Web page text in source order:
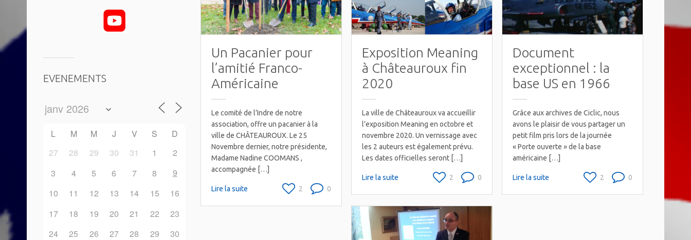
Un Pacanier pour
l’amitié Franco-
Américaine
Le comité de l’Indre de notre
association, offre un pacanier à la
ville de CHÂTEAUROUX. Le 25
Novembre dernier, notre présidente,
Madame Nadine COOMANS ,
accompagnée […]
Lire la suite 0
2
Exposition Meaning
à Châteauroux fin
2020
La ville de Châteauroux va accueillir
l’exposition Meaning en octobre et
novembre 2020. Un vernissage avec
les 2 auteurs est également prévu.
Les dates officielles seront […]
Lire la suite 0
2
Document
exceptionnel : la
base US en 1966
Grâce aux archives de Ciclic, nous
avons le plaisir de vous partager un
petit film pris lors de la journée
« Porte ouverte » de la base
américaine […]
Lire la suite 0
2
EVENEMENTS
L M M J V S
D
27
28 29 30 31 1
2
3
4 5 6 7 8
9
10
11 12 13 14 15
16
17
18 19 20 21 22
23
24
25 26 27 28 29
30